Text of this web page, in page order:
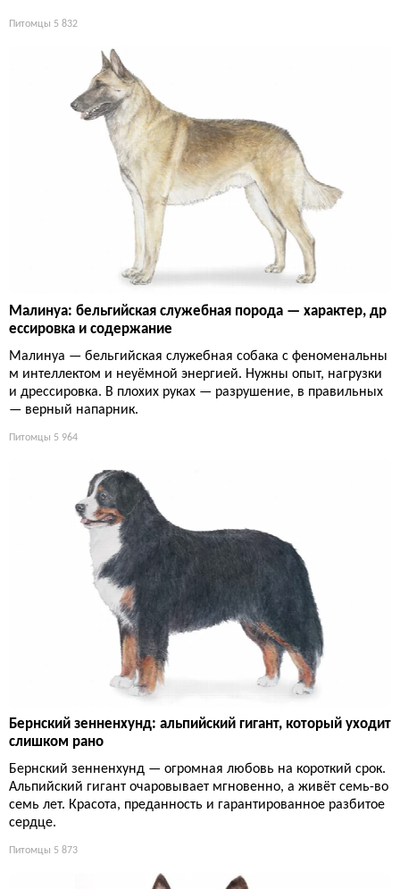
Питомцы 5 832
Малинуа: бельгийская служебная порода — характер, др
ессировка и содержание
Малинуа — бельгийская служебная собака с феноменальны
м интеллектом и неуёмной энергией. Нужны опыт, нагрузки
и дрессировка. В плохих руках — разрушение, в правильных
— верный напарник.
Питомцы 5 964
Бернский зенненхунд: альпийский гигант, который уходит
слишком рано
Бернский зенненхунд — огромная любовь на короткий срок.
Альпийский гигант очаровывает мгновенно, а живёт семь-во
семь лет. Красота, преданность и гарантированное разбитое
сердце.
Питомцы 5 873